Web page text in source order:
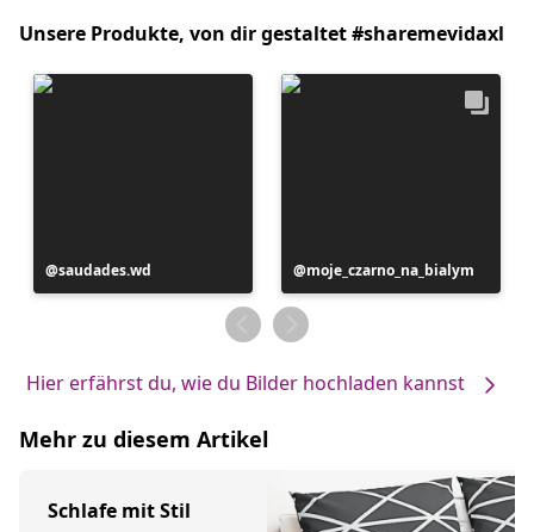
Unsere Produkte, von dir gestaltet #sharemevidaxl
Beitrag
veröffentlicht
saudades.wd
Beitrag
veröffentlicht
von
moje_czarno_na_bialym
Hier erfährst du, wie du Bilder hochladen kannst
Mehr zu diesem Artikel
Schlafe mit Stil